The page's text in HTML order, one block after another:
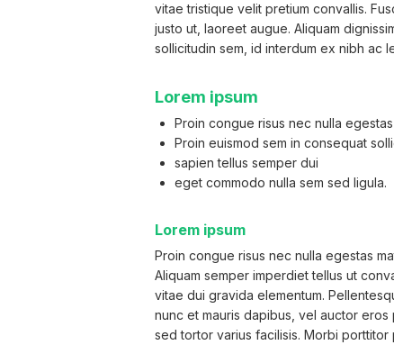
vitae tristique velit pretium convallis.
justo ut, laoreet augue. Aliquam
sollicitudin sem, id interdum ex nibh ac
Lorem ipsum
Proin congue risus nec nulla egestas
Proin euismod sem in consequat
sapien tellus semper dui
eget commodo nulla sem sed ligula.
Lorem ipsum
Proin congue risus nec nulla egestas
Aliquam semper imperdiet tellus ut
vitae dui gravida elementum.
nunc et mauris dapibus, vel auctor eros
sed tortor varius facilisis. Morbi